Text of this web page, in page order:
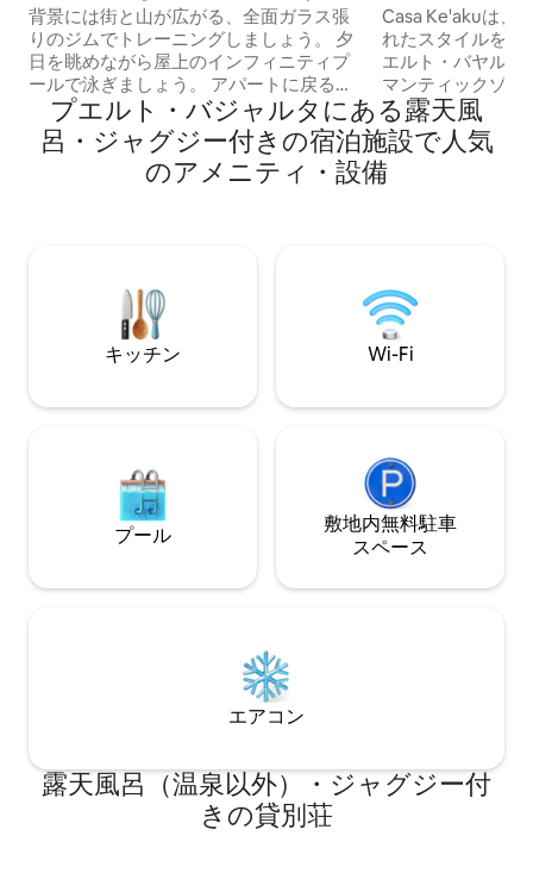
Rincon de Almasのエレガントなコンドミ
ニアム
背景には街と山が広がる、全面ガラス張
りのジムでトレーニングしましょう。 夕
日を眺めながら屋上のインフィニティプ
ールで泳ぎましょう。 アパートに戻る
と、バルコニーからの眺めが素晴らし
く、中には興味深いオブジェがたくさん
あります。 これは寝室1部屋、バスルーム
2部屋のコンドミニアムです。 リビングル
えします。 コンドミニアムをご案内し、
ウォークスルーを行います。 コンドミニ
アムで提供されているアメニティ・設備
をすべてご案内します。 滞在中にサポー
タッフがサポートいたします。 コンドミ
ックゾーンには市内で最もレストランや
バーが集中しており、通りには活気ある
メキシコの雰囲気が漂っています。 徒歩
が一番の交通手段ですが、建物のすぐ外
す。 バスは約2ブロック先を通過します
チックなゾーン。
Casa Ke'akuは、
れたスタイルを愛
エルト・バヤルタ
マンティックゾー
あるゲイナイトラ
クの場所にあり、
ト、厳選されたイ
ズ家具が特徴です
して海辺の魅力を
けます。PVはダ
にでも建物があり
その一つです。
プエルト・バジャルタにある露天風
呂・ジャグジー付きの宿泊施設で人気
のアメニティ・設備
キッチン Wi-Fi
プール
敷地内無料駐⁠車
ス⁠ペ⁠ー⁠ス
エアコン
露天風呂（温泉以外）・ジャグジー付
きの貸別荘